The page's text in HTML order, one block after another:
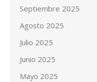
Septiembre 2025
Agosto 2025
Julio 2025
Junio 2025
Mayo 2025